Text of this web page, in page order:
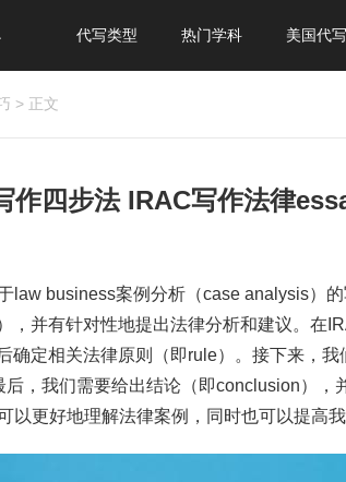
代写类型 热门学科 美国代写
> 正文
作四步法 IRAC写作法律
law business案例分析（case analysis）
，并有针对性地提出法律分析和建议。在
确定相关法律原则（即rule）。接下来，
，我们需要给出结论（即conclusion），
以更好地理解法律案例，同时也可以提高